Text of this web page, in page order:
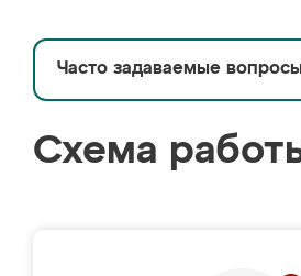
Часто задаваемые вопросы
Схема